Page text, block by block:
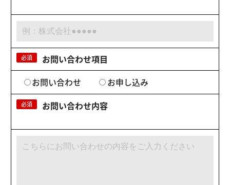
必須
お問い合わせ項目
お問い合わせ
お申し込み
必須 お問い合わせ内容